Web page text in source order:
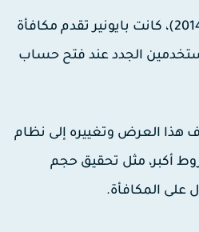
في السابق (خصوصًا سنة 2014)، كانت بايونير تقدم مكافأة
الجدد عند فتح حساب
العرض وتغييره إلى نظام
أكبر، مثل تحقيق حجم
المكافأة.